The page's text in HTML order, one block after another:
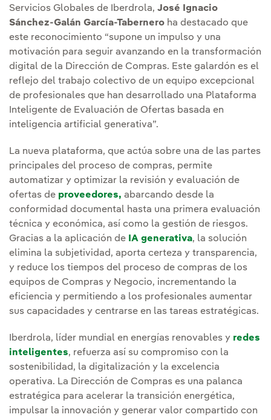
Servicios Globales de Iberdrola, José Ignacio
Sánchez-Galán García-Tabernero ha destacado que
este reconocimiento “supone un impulso y una
motivación para seguir avanzando en la transformación
digital de la Dirección de Compras. Este galardón es el
reflejo del trabajo colectivo de un equipo excepcional
de profesionales que han desarrollado una Plataforma
Inteligente de Evaluación de Ofertas basada en
inteligencia artificial generativa”.
La nueva plataforma, que actúa sobre una de las partes
principales del proceso de compras, permite
automatizar y optimizar la revisión y evaluación de
ofertas de proveedores, abarcando desde la
conformidad documental hasta una primera evaluación
técnica y económica, así como la gestión de riesgos.
Gracias a la aplicación de IA generativa, la solución
elimina la subjetividad, aporta certeza y transparencia,
y reduce los tiempos del proceso de compras de los
equipos de Compras y Negocio, incrementando la
eficiencia y permitiendo a los profesionales aumentar
sus capacidades y centrarse en las tareas estratégicas.
Iberdrola, líder mundial en energías renovables y redes
inteligentes, refuerza así su compromiso con la
sostenibilidad, la digitalización y la excelencia
operativa. La Dirección de Compras es una palanca
estratégica para acelerar la transición energética,
impulsar la innovación y generar valor compartido con